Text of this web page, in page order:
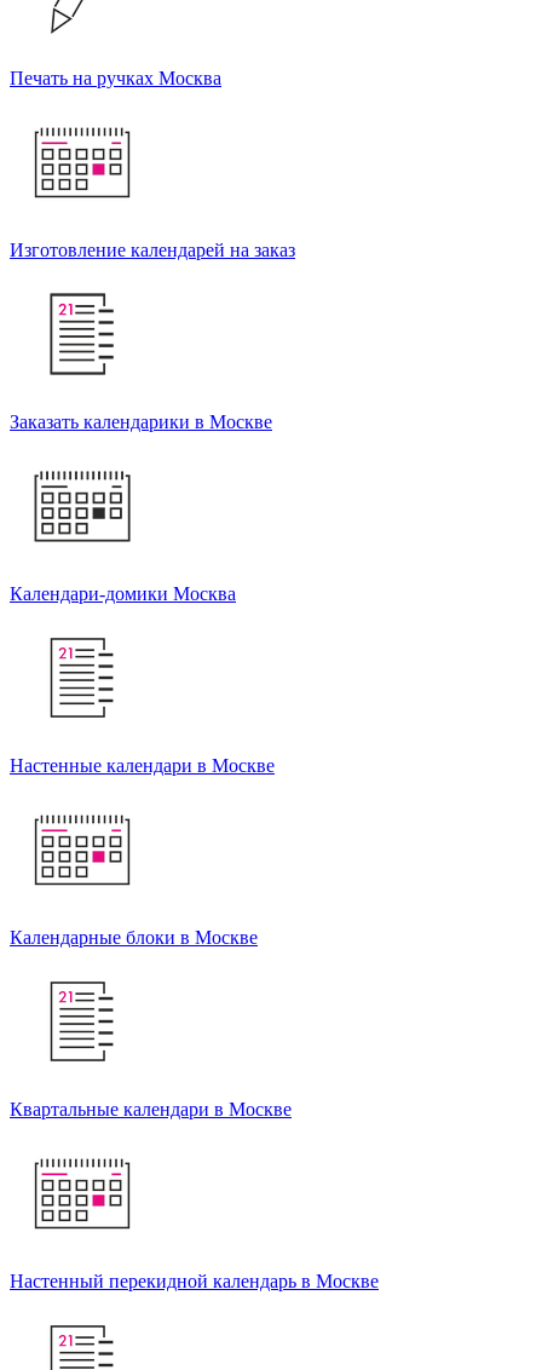
Печать на ручках Москва
Изготовление календарей на заказ
Заказать календарики в Москве
Календари-домики Москва
Настенные календари в Москве
Календарные блоки в Москве
Квартальные календари в Москве
Настенный перекидной календарь в Москве